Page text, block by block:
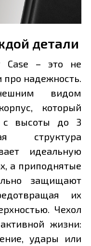
детали
Case – это не
про надежность.
видом
который
с высоты до 3
структура
идеальную
а приподнятые
защищают
их
Чехол
жизни:
удары или